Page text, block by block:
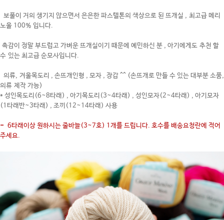
보풀이 거의 생기지 않으면서 은은한 파스텔톤의 색상으로 된 뜨개실 , 최고급 메리
노울 100% 입니다.
촉감이 정말 부드럽고 가벼운 뜨개실이기 때문에 예민하신 분 , 아기에게도 추천 할
수 있는 최고급 순모사입니다.
의류, 겨울목도리 , 손뜨개인형 , 모자 , 장갑 ^^ (손뜨개로 만들 수 있는 대부분 소품,
의류 제작 가능)
* 성인목도리(6~8타래) , 아기목도리(3~4타래) , 성인모자(2~4타래) , 아기모자
(1타래반~3타래) , 조끼(12~14타래) 사용
- 6타래이상 원하시는 줄바늘(3~7호) 1개를 드립니다. 호수를 배송요청란에 적어
주세요.